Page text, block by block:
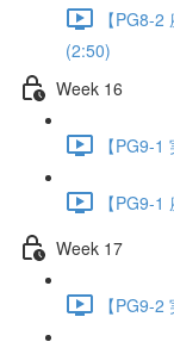
【PG8-
(2:50)
Week 16
【PG9-
【PG9-
Week 17
【PG9-